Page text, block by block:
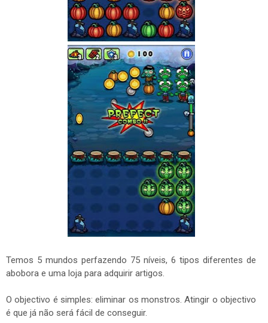
Temos 5 mundos perfazendo 75 níveis, 6 tipos diferentes de
abobora e uma loja para adquirir artigos.
O objectivo é simples: eliminar os monstros. Atingir o objectivo
é que já não será fácil de conseguir.